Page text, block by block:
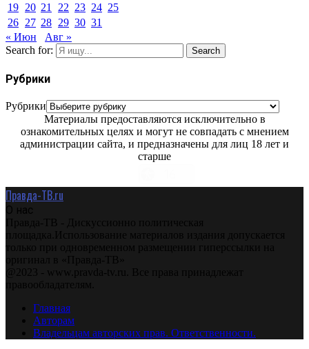
19 20 21 22 23 24 25
26 27 28 29 30 31
« Июн
Авг »
Search for:
Search
Рубрики
Рубрики
Материалы предоставляются исключительно в
ознакомительных целях и могут не совпадать с мнением
администрации сайта, и предназначены для лиц 18 лет и
старше
Правда-ТВ.ru
О нас
Правда-ТВ - Дискуссионно политическая
площадка.Использование материалов издания допускается
только при одновременном размещении гиперссылки на
оригинал в «Правда-ТВ»
@2023 - www.pravda-tv.ru. Все права принадлежат
правообладателям.
Главная
Авторам
Владельцам авторских прав. Ответственности.